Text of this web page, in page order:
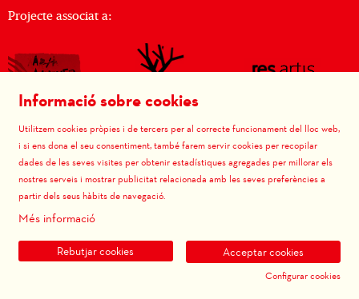
Projecte associat a:
Informació sobre cookies
Utilitzem cookies pròpies i de tercers per al correcte funcionament del lloc web,
i si ens dona el seu consentiment, també farem servir cookies per recopilar
dades de les seves visites per obtenir estadístiques agregades per millorar els
nostres serveis i mostrar publicitat relacionada amb les seves preferències a
partir dels seus hàbits de navegació.
Més informació
Acceptar cookies
Rebutjar cookies
Configurar cookies